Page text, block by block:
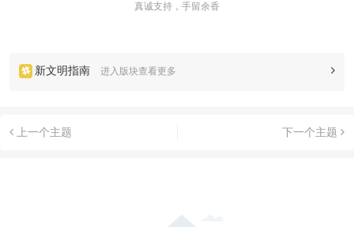
真诚支持，手留余香
新文明指南 进入版块查看更多
上一个主题 下一个主题